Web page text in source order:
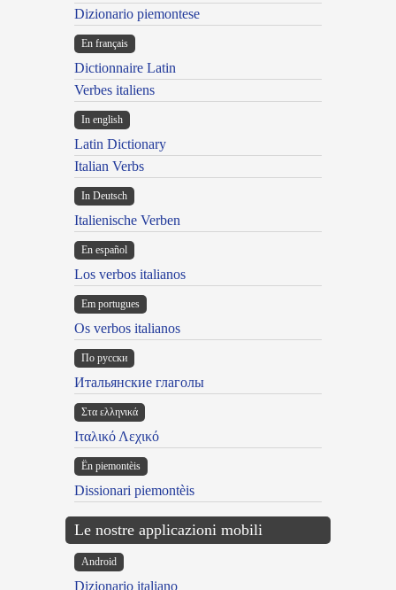
Dizionario piemontese
En français
Dictionnaire Latin
Verbes italiens
In english
Latin Dictionary
Italian Verbs
In Deutsch
Italienische Verben
En español
Los verbos italianos
Em portugues
Os verbos italianos
По русски
Итальянские глаголы
Στα ελληνικά
Ιταλικό Λεχικό
Ën piemontèis
Dissionari piemontèis
Le nostre applicazioni mobili
Android
Dizionario italiano